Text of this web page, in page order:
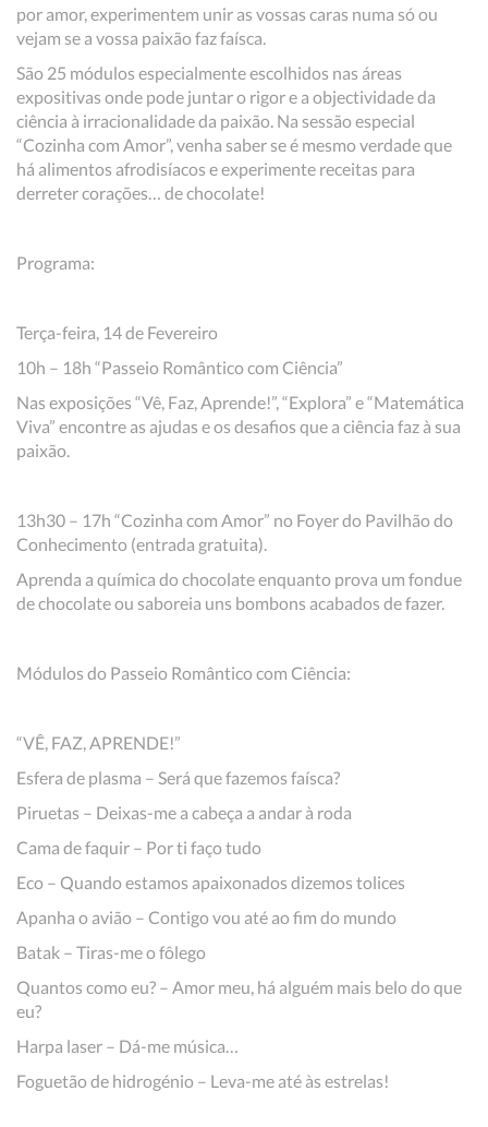
por amor, experimentem unir as vossas caras numa só ou
vejam se a vossa paixão faz faísca.
São 25 módulos especialmente escolhidos nas áreas
expositivas onde pode juntar o rigor e a objectividade da
ciência à irracionalidade da paixão. Na sessão especial
“Cozinha com Amor”, venha saber se é mesmo verdade que
há alimentos afrodisíacos e experimente receitas para
derreter corações… de chocolate!
Programa:
Terça-feira, 14 de Fevereiro
10h – 18h “Passeio Romântico com Ciência”
Nas exposições “Vê, Faz, Aprende!”, “Explora” e “Matemática
Viva” encontre as ajudas e os desafios que a ciência faz à sua
paixão.
13h30 – 17h “Cozinha com Amor” no Foyer do Pavilhão do
Conhecimento (entrada gratuita).
Aprenda a química do chocolate enquanto prova um fondue
de chocolate ou saboreia uns bombons acabados de fazer.
Módulos do Passeio Romântico com Ciência:
“VÊ, FAZ, APRENDE!”
Esfera de plasma – Será que fazemos faísca?
Piruetas – Deixas-me a cabeça a andar à roda
Cama de faquir – Por ti faço tudo
Eco – Quando estamos apaixonados dizemos tolices
Apanha o avião – Contigo vou até ao fim do mundo
Batak – Tiras-me o fôlego
Quantos como eu? – Amor meu, há alguém mais belo do que
eu?
Harpa laser – Dá-me música…
Foguetão de hidrogénio – Leva-me até às estrelas!